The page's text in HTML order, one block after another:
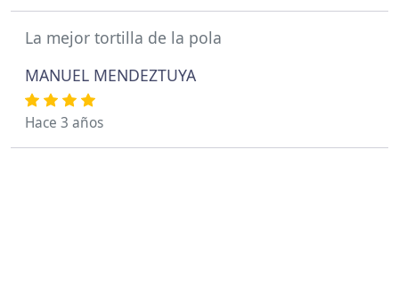
La mejor tortilla de la pola
MANUEL MENDEZTUYA
Hace 3 años